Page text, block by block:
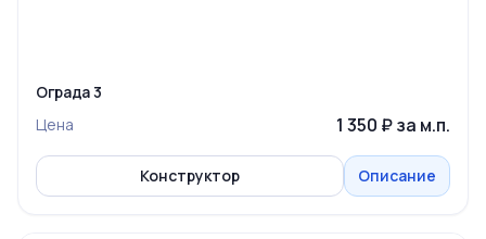
Ограда 3
Цена
1 350 ₽ за м.п.
Конструктор Описание